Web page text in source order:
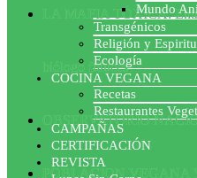
LA MAFIA TÓXICA:
biólogo francés
OBSERVATORIO
POBLACION VEGANA
Mundo
Transgénicos
Religión y
Ecología
COCINA VEGANA
Recetas
Restaurantes
CAMPAÑAS
CERTIFICACIÓN
REVISTA